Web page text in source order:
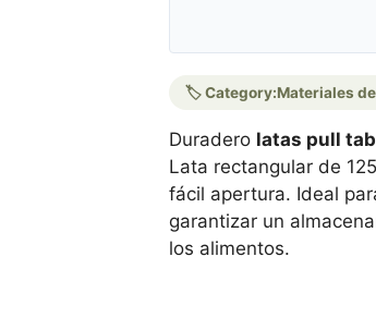
🏷️ Category:Materiales
Duradero latas pull tab
Lata rectangular de
fácil apertura. Ideal
garantizar un
los alimentos.